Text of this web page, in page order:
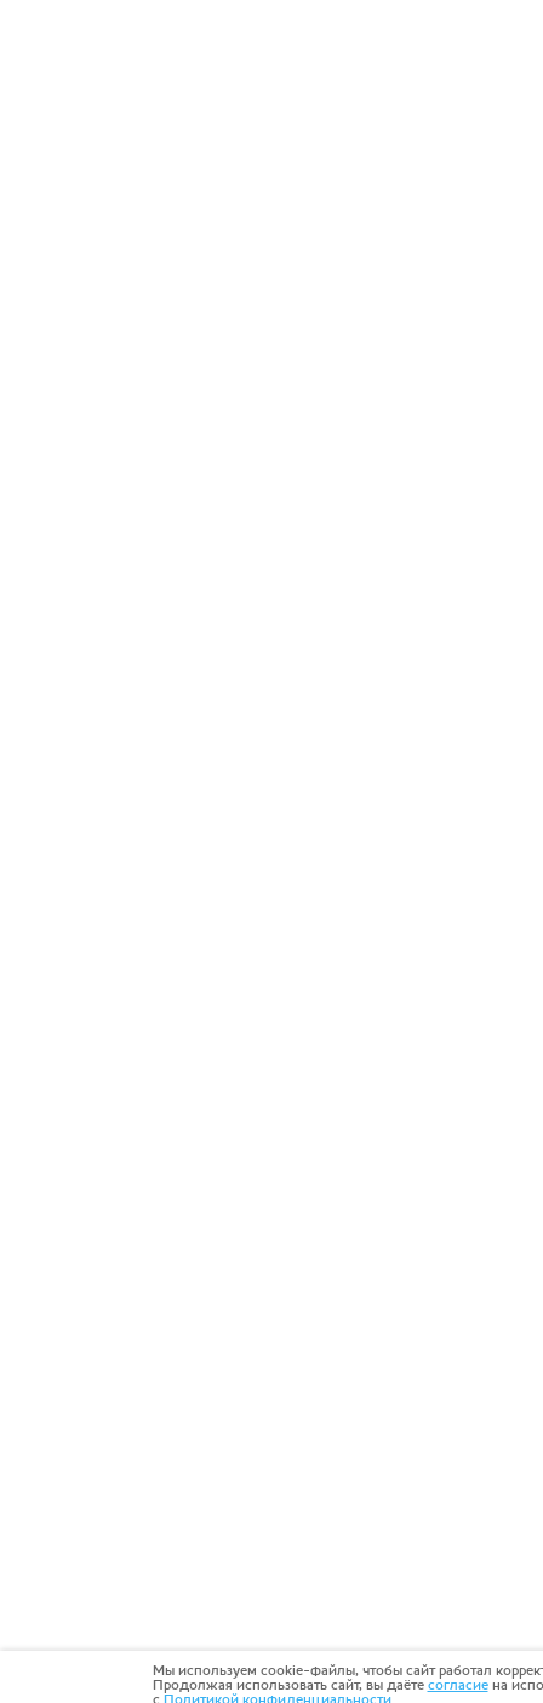
Мы используем cookie-файлы, чтобы сайт работал
Продолжая использовать сайт, вы даётесогласиена